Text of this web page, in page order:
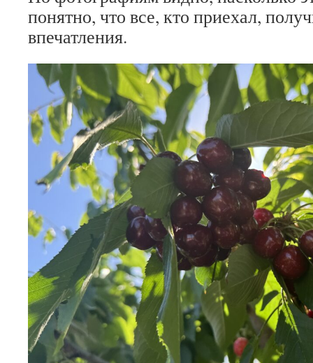
понятно, что все, кто приехал,
впечатления.